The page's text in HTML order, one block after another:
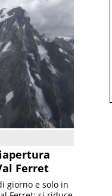
Ferret
giorno e solo in